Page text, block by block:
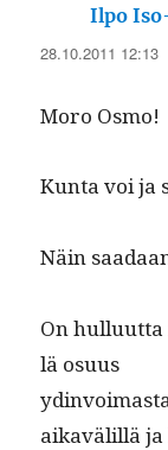
Ilpo
28.10.2011 12:13
Moro Osmo!
Kun­ta voi ja
Näin
On
lä osuus
aikavälil­lä